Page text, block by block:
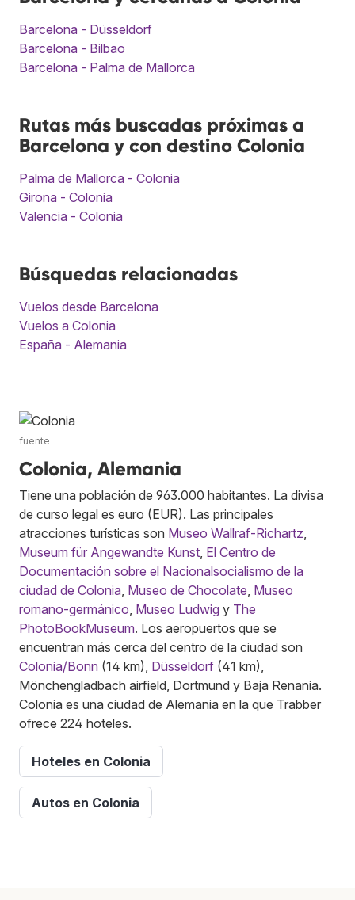
Barcelona - Düsseldorf
Barcelona - Bilbao
Barcelona - Palma de Mallorca
Rutas más buscadas próximas a
Barcelona y con destino Colonia
Palma de Mallorca - Colonia
Girona - Colonia
Valencia - Colonia
Búsquedas relacionadas
Vuelos desde Barcelona
Vuelos a Colonia
España - Alemania
fuente
Colonia, Alemania
Tiene una población de 963.000 habitantes. La divisa
de curso legal es euro (EUR). Las principales
atracciones turísticas son Museo Wallraf-Richartz
Museum für Angewandte Kunst El Centro de
Documentación sobre el Nacionalsocialismo de la
ciudad de Colonia Museo de Chocolate Museo
romano-germánico Museo Ludwig y The
PhotoBookMuseum. Los aeropuertos que se
encuentran más cerca del centro de la ciudad son
Colonia/Bonn (14 km), Düsseldorf (41 km),
Mönchengladbach airfield, Dortmund y Baja Renania.
Colonia es una ciudad de Alemania en la que Trabber
ofrece 224 hoteles.
Hoteles en Colonia
Autos en Colonia